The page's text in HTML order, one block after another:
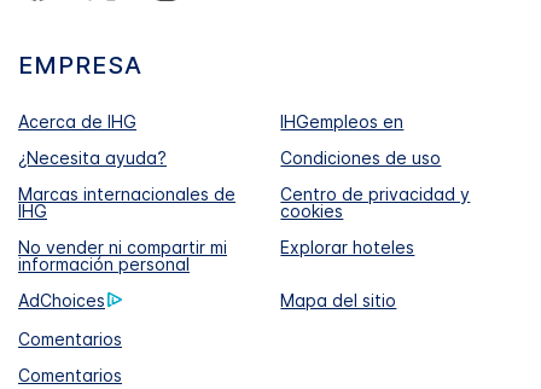
EMPRESA
Acerca de IHG
IHGempleos en
¿Necesita ayuda?
Condiciones de uso
Marcas internacionales de
IHG
Centro de privacidad y
cookies
No vender ni compartir mi
información personal
Explorar hoteles
AdChoices
Mapa del sitio
Comentarios
Comentarios